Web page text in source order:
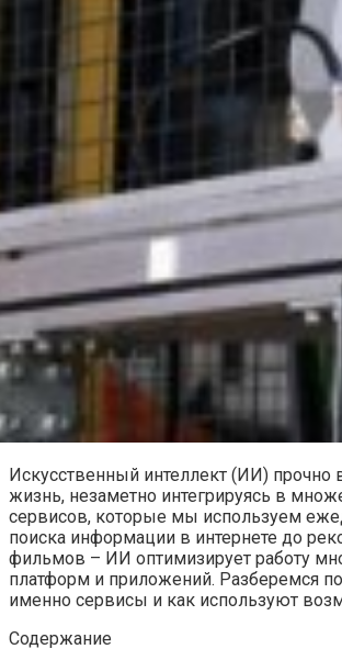
Искусственный интеллект (ИИ)
жизнь, незаметно интегрируясь в
сервисов, которые мы используем
поиска информации в интернете до
фильмов – ИИ оптимизирует работу
платформ и приложений. Разберемся
именно сервисы и как используют
Содержание